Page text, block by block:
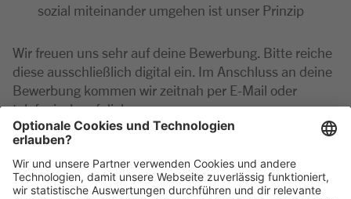
sozial miteinander umgehen ist unser Prinzip
Wir freuen uns sehr auf deine Bewerbung. Bitte reiche
diese ausschließlich digital ein. Im Anschluss an deine
Bewerbung kommen wir zeitnah per E-Mail oder
telefonisch auf dich zu.
Bei Rückfragen zu der Position wende dich gerne
telefonisch an die Marktleitung unter: 06061 96711-0